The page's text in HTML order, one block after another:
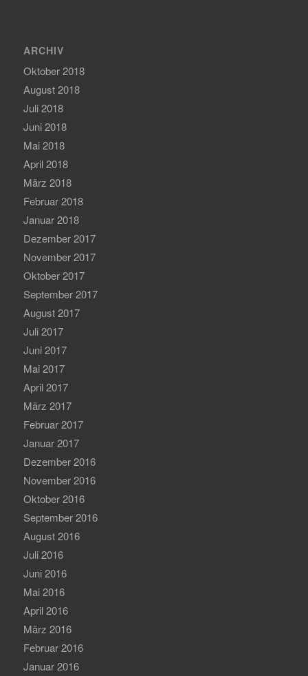
ARCHIV
Oktober 2018
August 2018
Juli 2018
Juni 2018
Mai 2018
April 2018
März 2018
Februar 2018
Januar 2018
Dezember 2017
November 2017
Oktober 2017
September 2017
August 2017
Juli 2017
Juni 2017
Mai 2017
April 2017
März 2017
Februar 2017
Januar 2017
Dezember 2016
November 2016
Oktober 2016
September 2016
August 2016
Juli 2016
Juni 2016
Mai 2016
April 2016
März 2016
Februar 2016
Januar 2016